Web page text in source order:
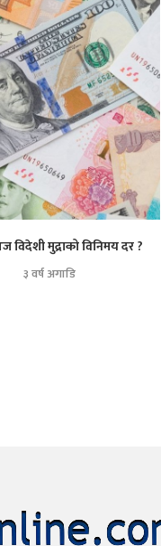
मुद्राको विनिमय दर ?
३ वर्ष अगाडि